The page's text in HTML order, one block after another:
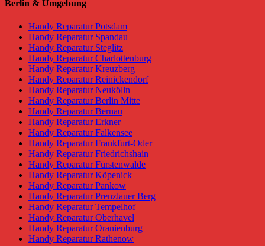
Berlin & Umgebung
Handy Reparatur Potsdam
Handy Reparatur Spandau
Handy Reparatur Steglitz
Handy Reparatur Charlottenburg
Handy Reparatur Kreuzberg
Handy Reparatur Reinickendorf
Handy Reparatur Neukölln
Handy Reparatur Berlin Mitte
Handy Reparatur Bernau
Handy Reparatur Erkner
Handy Reparatur Falkensee
Handy Reparatur Frankfurt-Oder
Handy Reparatur Friedrichshain
Handy Reparatur Fürstenwalde
Handy Reparatur Köpenick
Handy Reparatur Pankow
Handy Reparatur Prenzlauer Berg
Handy Reparatur Tempelhof
Handy Reparatur Oberhavel
Handy Reparatur Oranienburg
Handy Reparatur Rathenow